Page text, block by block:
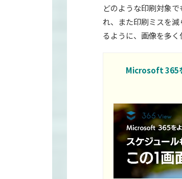
どのような印刷対象
れ、また印刷ミスを
るように、画像を多
Microsoft 365